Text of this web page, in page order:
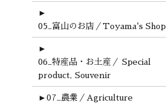
►
05_富山のお店／Toyama's Shop
►
06_特産品・お土産／ Special
product, Souvenir
► 07_農業／Agriculture